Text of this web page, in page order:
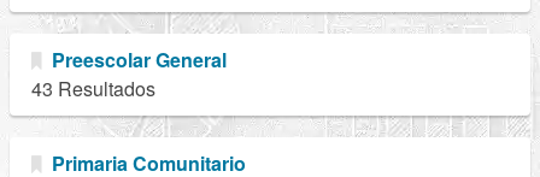
Preescolar General
43 Resultados
Primaria Comunitario